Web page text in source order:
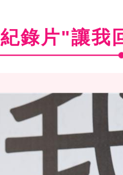
紀錄片"讓我